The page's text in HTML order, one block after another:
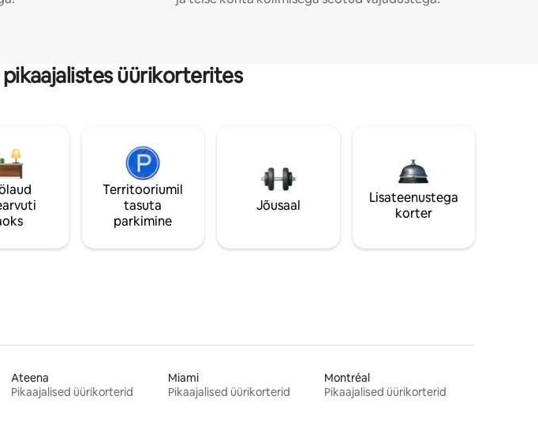
üürikorterites
Territooriumil
tasuta
parkimine
Jõusaal
Lisateenustega
korter
Ateena
Pikaajalised üürikorterid
Miami
Pikaajalised üürikorterid
Montréal
Pikaajalised üürikorterid